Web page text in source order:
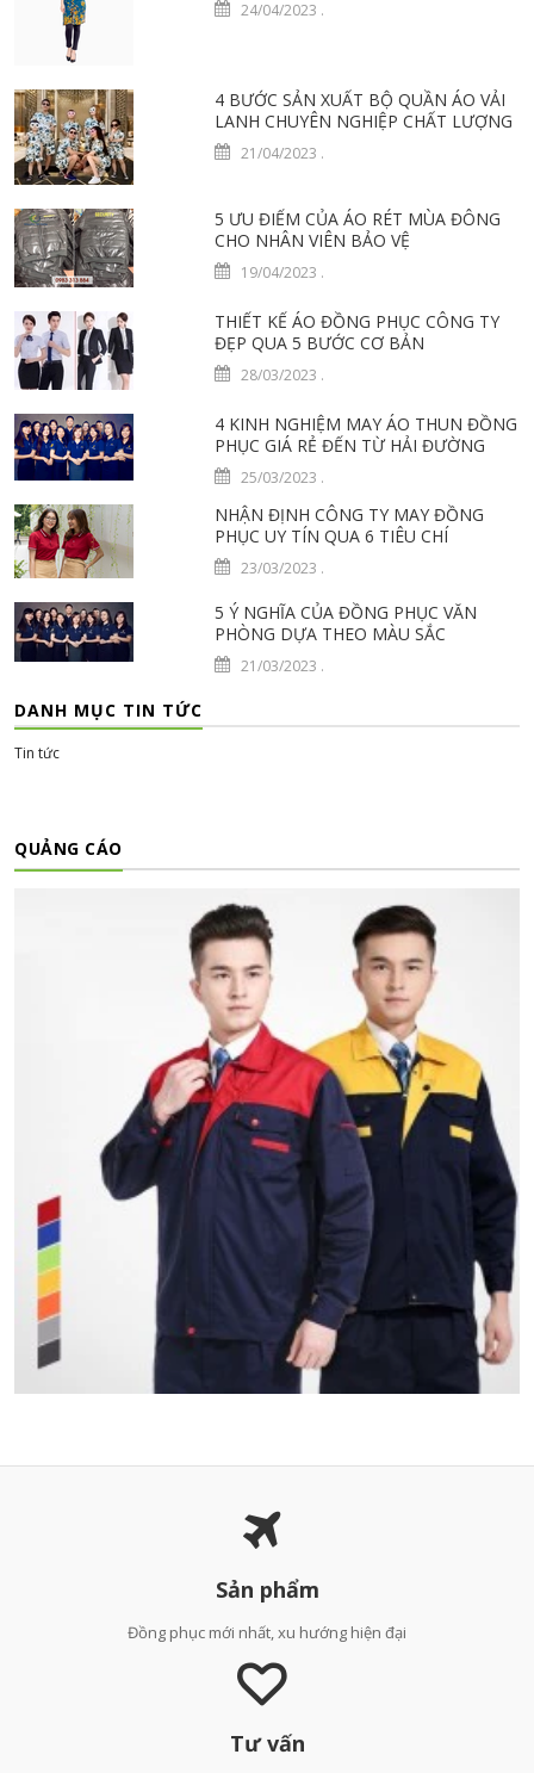
24/04/2023 .
4 BƯỚC SẢN XUẤT BỘ QUẦN ÁO VẢI
LANH CHUYÊN NGHIỆP CHẤT LƯỢNG
21/04/2023 .
5 ƯU ĐIỂM CỦA ÁO RÉT MÙA ĐÔNG
CHO NHÂN VIÊN BẢO VỆ
19/04/2023 .
THIẾT KẾ ÁO ĐỒNG PHỤC CÔNG TY
ĐẸP QUA 5 BƯỚC CƠ BẢN
28/03/2023 .
4 KINH NGHIỆM MAY ÁO THUN ĐỒNG
PHỤC GIÁ RẺ ĐẾN TỪ HẢI ĐƯỜNG
25/03/2023 .
NHẬN ĐỊNH CÔNG TY MAY ĐỒNG
PHỤC UY TÍN QUA 6 TIÊU CHÍ
23/03/2023 .
5 Ý NGHĨA CỦA ĐỒNG PHỤC VĂN
PHÒNG DỰA THEO MÀU SẮC
21/03/2023 .
DANH MỤC TIN TỨC
Tin tức
QUẢNG CÁO
Sản phẩm
Đồng phục mới nhất, xu hướng hiện đại
Tư vấn